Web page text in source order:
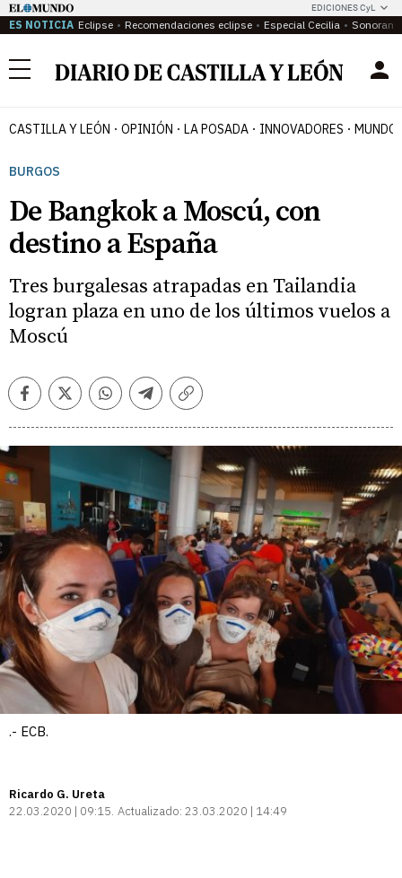
EDICIONES CyL
ES NOTICIA Eclipse Recomendaciones eclipse Especial Cecilia
Menú
CASTILLA Y LEÓN OPINIÓN LA POSADA INNOVADORES MUNDO
BURGOS
De Bangkok a Moscú, con
destino a España
Tres burgalesas atrapadas en Tailandia
logran plaza en uno de los últimos vuelos a
Moscú
FacebookTwitterWhatsappTelegramCopiar
.- ECB.
Ricardo G. Ureta
22.03.2020 | 09:15 Actualizado: 23.03.2020 | 14:49